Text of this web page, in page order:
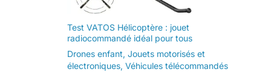
Test VATOS Hélicoptère : jouet
radiocommandé idéal pour tous
Drones enfant, Jouets motorisés et
électroniques, Véhicules télécommandés